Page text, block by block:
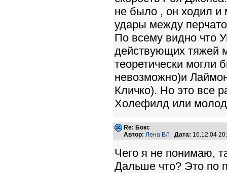
не было , он ходил и
удары между
По всему видно что
действующих тяжей
теоретически могли
невозможно)и
Кличко). Но это все
Холефилд или
Re: Бокс
Автор: Лена ВЛ Дата: 16.12.04
Чего я не понимаю,
Дальше что? Это по